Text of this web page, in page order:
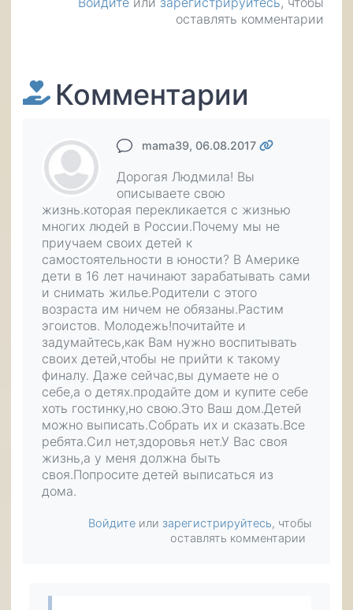
оставлять комментарии
Комментарии
mama39, 06.08.2017
Дорогая Людмила! Вы
описываете свою
жизнь.которая перекликается с жизнью
многих людей в России.Почему мы не
приучаем своих детей к
самостоятельности в юности? В Америке
дети в 16 лет начинают зарабатывать сами
и снимать жилье.Родители с этого
возраста им ничем не обязаны.Растим
эгоистов. Молодежь!почитайте и
задумайтесь,как Вам нужно воспитывать
своих детей,чтобы не прийти к такому
финалу. Даже сейчас,вы думаете не о
себе,а о детях.продайте дом и купите себе
хоть гостинку,но свою.Это Ваш дом.Детей
можно выписать.Собрать их и сказать.Все
ребята.Сил нет,здоровья нет.У Вас своя
жизнь,а у меня должна быть
своя.Попросите детей выписаться из
дома.
Войдите или зарегистрируйтесь, чтобы
оставлять комментарии